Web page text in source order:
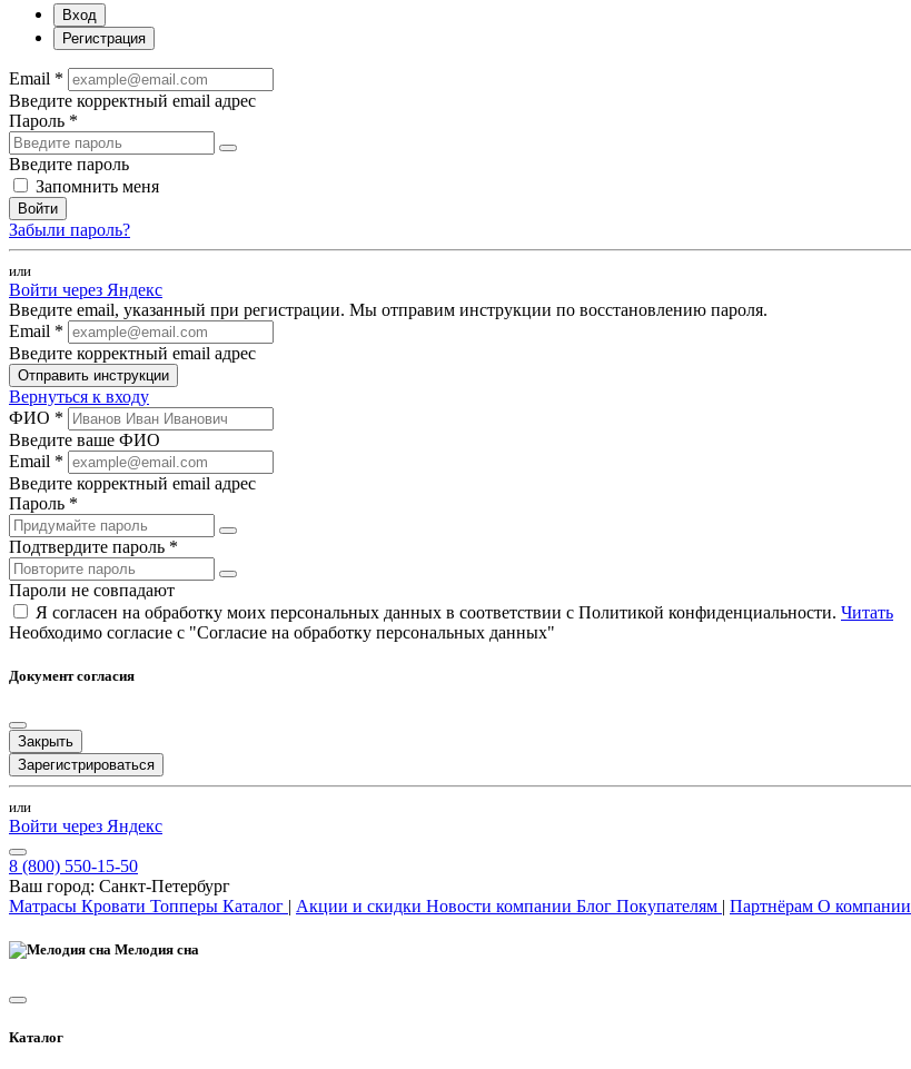
Вход
Регистрация
Email *
Введите корректный email адрес
Пароль *
Введите пароль
Запомнить меня
Войти
Забыли пароль?
или
Войти через Яндекс
Введите email, указанный при регистрации. Мы отправим инструкции по восстановлению пароля.
Email *
Введите корректный email адрес
Отправить инструкции
Вернуться к входу
ФИО *
Введите ваше ФИО
Email *
Введите корректный email адрес
Пароль *
Подтвердите пароль *
Пароли не совпадают
Я согласен на обработку моих персональных данных в соответствии с Политикой конфиденциальности. Читать
Необходимо согласие с "Согласие на обработку персональных данных"
Документ согласия
Закрыть
Зарегистрироваться
или
Войти через Яндекс
8 (800) 550-15-50
Ваш город: Санкт-Петербург
Матрасы Кровати Топперы Каталог | Акции и скидки Новости компании Блог Покупателям | Партнёрам О компании
Мелодия сна
Каталог